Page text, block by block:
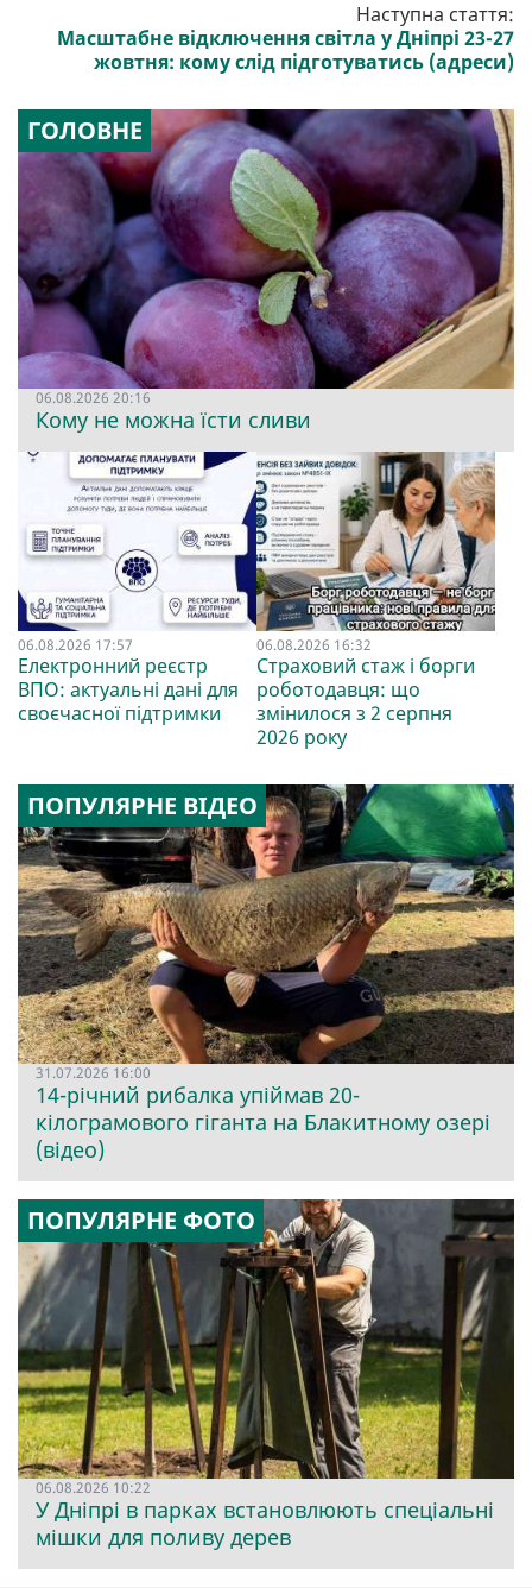
Наступна стаття:
Масштабне відключення світла у Дніпрі 23-27
жовтня: кому слід підготуватись (адреси)
ГОЛОВНЕ
06.08.2026 20:16
Кому не можна їсти сливи
06.08.2026 17:57
Електронний реєстр
ВПО: актуальні дані для
своєчасної підтримки
06.08.2026 16:32
Страховий стаж і борги
роботодавця: що
змінилося з 2 серпня
2026 року
ПОПУЛЯРНЕ ВІДЕО
31.07.2026 16:00
14-річний рибалка упіймав 20-
кілограмового гіганта на Блакитному озері
(відео)
ПОПУЛЯРНЕ ФОТО
06.08.2026 10:22
У Дніпрі в парках встановлюють спеціальні
мішки для поливу дерев